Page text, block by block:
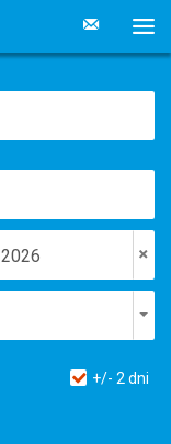
2026
+/- 2 dni